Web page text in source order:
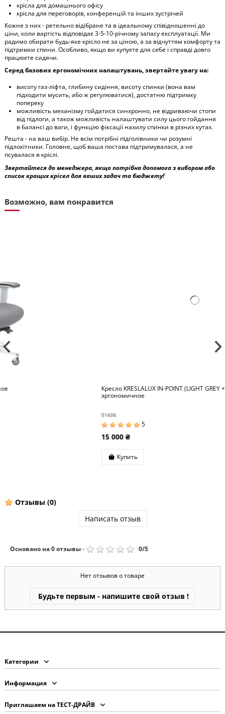
крісла для домашнього офісу
крісла для переговорів, конференцій та інших зустрічей
Кожне з них - ретельно відібране та в ідеальному співідношенні до
ціни, коли вартість відповідає 3-5-10-річному запасу експлуатації. Ми
радимо обирати будь-яке крісло не за ціною, а за відчуттям комфорту та
підтримки спини. Особливо, якщо ви купуєте для себе і справді довго
працюєте сидячи.
Серед базових ергономічних налаштувань, звертайте увагу на:
висоту газ-ліфта, глибину сидіння, висоту спинки (вона вам
підходити мусить, або ж регулюватися), достатню підтримку
попереку
можливість механізму гойдатися синхронно, не відриваючи стопи
від підлоги, а також можливість налаштувати силу цього гойдання
в балансі до ваги, і функцію фіксації нахилу спинки в різних кутах.
Решта - на ваш вибір. Не всім потрібні підголівники чи розумні
підлокітники. Головне, щоб ваша постава підтримувалася, а не
псувалася в кріслі.
Звертайтеся до менеджера, якщо потрібна допомога з вибором або
список кращих крісел для ваших задач та бюджету!
Возможно, вам понравится
Кресло KRESLALUX IN-POINT (LIGHT GREY + M61002),
Отзывы (0)
Написать отзыв
Основано на0отзывы- 0/5
Нет отзывов о товаре
Будьте первым - напишите свой отзыв !
Категории
Информация
Приглашаем на ТЕСТ-ДРАЙВ